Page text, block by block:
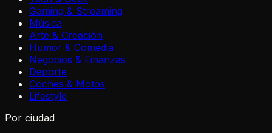
Gaming & Streaming
Música
Arte & Creación
Humor & Comedia
Negocios & Finanzas
Deporte
Coches & Motos
Lifestyle
Por ciudad